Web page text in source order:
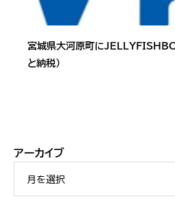
宮城県大河原町に
と納税）
アーカイブ
月を選択